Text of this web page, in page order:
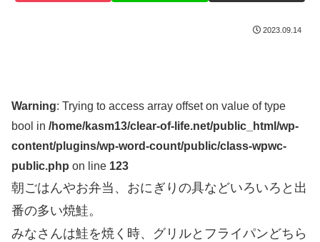
2023.09.14
Warning: Trying to access array offset on value of type
bool in /home/kasm13/clear-of-life.net/public_html/wp-
content/plugins/wp-word-count/public/class-wpwc-
public.php on line 123
朝ごはんやお弁当、おにぎりの具などいろいろと出
番の多い焼鮭。
みなさんは鮭を焼く時、グリルとフライパンどちら